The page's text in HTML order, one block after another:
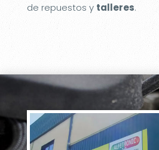
de repuestos y talleres.